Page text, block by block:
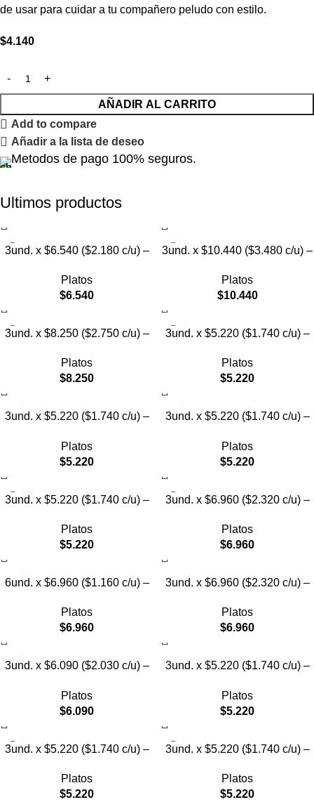
de usar para cuidar a tu compañero peludo con estilo.
$4.140
AÑADIR AL CARRITO
Add to compare
Añadir a la lista de deseo
Metodos de pago 100% seguros.
Ultimos productos
3und. x $6.540 ($2.180 c/u) –
con Diseño Decorativo
Platos
$6.540
3und. x $10.440 ($3.480 c/u) –
con Bowl de Acero
Platos
$10.440
3und. x $8.250 ($2.750 c/u) –
con Diseño de Gatos
Platos
$8.250
3und. x $5.220 ($1.740 c/u) –
Texturizado
Platos
$5.220
3und. x $5.220 ($1.740 c/u) –
Diseño Pastel
Platos
$5.220
3und. x $5.220 ($1.740 c/u) –
con Diseños Estampados
Platos
$5.220
3und. x $5.220 ($1.740 c/u) –
con Diseño
Platos
$5.220
3und. x $6.960 ($2.320 c/u) –
con Patitas
Platos
$6.960
6und. x $6.960 ($1.160 c/u) –
Platos
$6.960
3und. x $6.960 ($2.320 c/u) –
Pollito
Platos
$6.960
3und. x $6.090 ($2.030 c/u) –
Platos
$6.090
3und. x $5.220 ($1.740 c/u) –
Platos
$5.220
3und. x $5.220 ($1.740 c/u) –
Platos
$5.220
3und. x $5.220 ($1.740 c/u) –
Platos
$5.220